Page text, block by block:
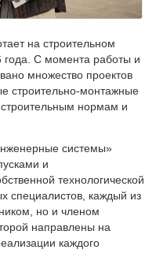
на строительном
С момента работы и
множество проектов
строительно-монтажные
строительным нормам и
системы»
и
технологической
специалистов, каждый из
но и членом
направлены на
каждого